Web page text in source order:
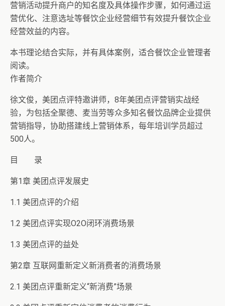
营销活动提升商户的知名度及具体操作步骤，如何通过运
营优化、注意选址等餐饮企业经营细节有效提升餐饮企业
经营效益的内容。
本书理论结合实际，并有具体案例，适合餐饮企业管理者
阅读。
作者简介
徐文俊，美团点评特邀讲师，8年美团点评营销实战经
验，为包括全聚德、麦当劳等众多知名餐饮品牌企业提供
营销指导，协助搭建线上营销体系，每年培训学员超过
500人。
目 录
第1章 美团点评发展史
1.1 美团点评的介绍
1.2 美团点评实现O2O闭环消费场景
1.3 美团点评的益处
第2章 互联网重新定义新消费者的消费场景
2.1 美团点评重新定义“新消费”场景